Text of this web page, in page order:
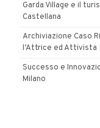
Garda Village e il
Castellana
Archiviazione Caso
l’Attrice ed Attivista
Successo e
Milano